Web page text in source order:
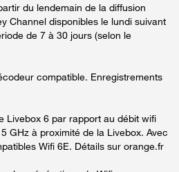
du lendemain de la diffusion
Channel disponibles le lundi suivant
de 7 à 30 jours (selon le
compatible. Enregistrements
Livebox 6 par rapport au débit wifi
GHz à proximité de la Livebox. Avec
Wifi 6E. Détails sur orange.fr